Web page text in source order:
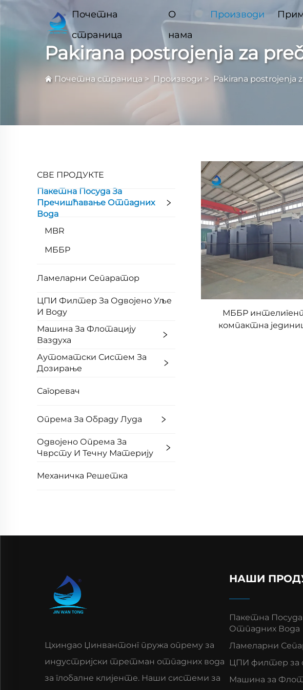
Почетна
страница
О
нама
Производи
Pakirana postrojenja za
Почетна страница> Производи > Pakirana postrojenja
СВЕ ПРОДУКТЕ
Пакетна Посуда За
Пречишћавање Отпадних
Вода
MBR
МББР
Ламеларни Сепаратор
ЦПИ Филтер За Одвојено Уље
И Воду
Машинa За Флотацију
Ваздуха
Аутоматски Систем За
Дозирање
Сагоревач
Опрема За Обраду Луда
Одвојено Опрема За
Чврсту И Течну Материју
Механичка Решетка
МББР
компактна
Цхиндао Џинвантонг пружа опрему за
индустријски третман отпадних вода
за глобалне клијенте. Наши системи за
НАШИ
Пакетна
Отпадних Вода
Ламеларни
ЦПИ филтер за
Машинa за